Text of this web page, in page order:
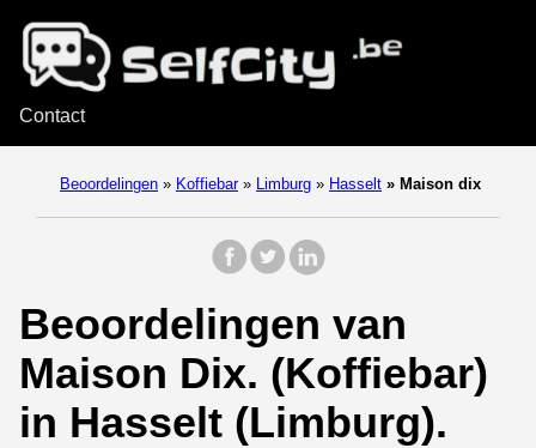
Contact
Beoordelingen » Koffiebar » Limburg » Hasselt » Maison dix
Beoordelingen van
Maison Dix. (Koffiebar)
in Hasselt (Limburg).